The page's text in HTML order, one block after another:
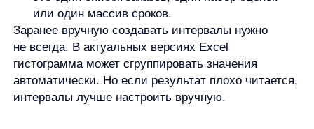
Выберите статистическую диаграмму или тип
Добавьте диаграмму на лист.
Проверьте, что Excel построил именно
гистограмму распределения, а не обычную
столбчатую диаграмму.
В некоторых версиях путь может отличаться: